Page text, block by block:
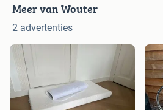
Meer van Wouter
2 advertenties